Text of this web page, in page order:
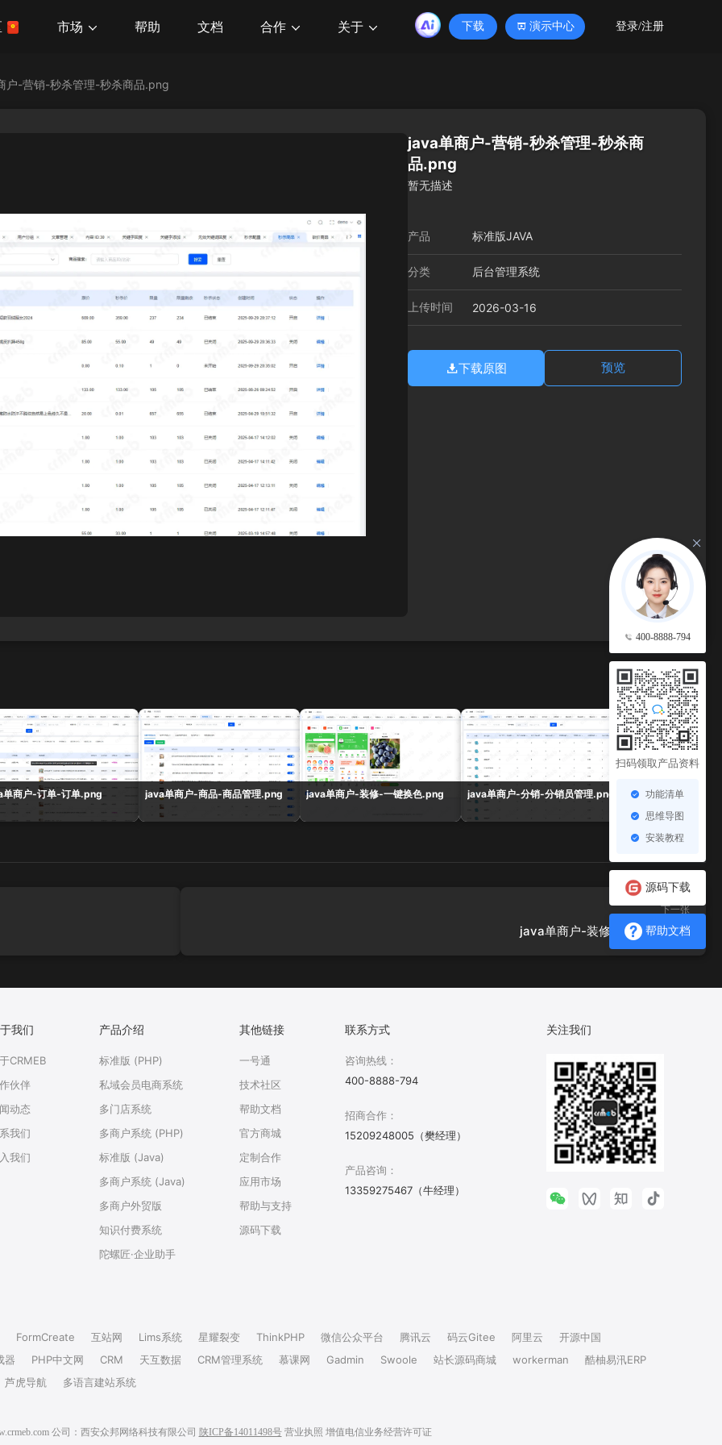
市场 帮助 文档 合作 关于 下载 演示中心 登录/注册
400-8888-794
扫码领取产品资料
功能清单
思维导图
安装教程
源码下载
帮助文档
户-营销-秒杀管理-秒杀商品.png
java单商户-营销-秒杀管理-秒杀商
品.png
暂无描述
产品 标准版JAVA
分类 后台管理系统
上传时间 2026-03-16
下载原图 预览
查看更多 →
单商户-订单-订单.png java单商户-商品-商品管理.png java单商户-装修-一键换色.png java单商户-分销-分销员管理.png java单商户-营销-氛
下一张
java单商户-装修-一键换色.png
我们
CRMEB
伙伴
动态
我们
我们
产品介绍
标准版 (PHP)
私域会员电商系统
多门店系统
多商户系统 (PHP)
标准版 (Java)
多商户系统 (Java)
多商户外贸版
知识付费系统
陀螺匠·企业助手
其他链接
一号通
技术社区
帮助文档
官方商城
定制合作
应用市场
帮助与支持
源码下载
联系方式
咨询热线：
400-8888-794
招商合作：
15209248005（樊经理）
产品咨询：
13359275467（牛经理）
关注我们
FormCreate 互站网 Lims系统 星耀裂变 ThinkPHP 微信公众平台 腾讯云 码云Gitee 阿里云
开源中国
器
PHP中文网 CRM 天互数据 CRM管理系统 慕课网 Gadmin Swoole 站长源码商城 workerman
酷柚易汛ERP
芦虎导航
多语言建站系统
公司：西安众邦网络科技有限公司 陕ICP备14011498号 营业执照 增值电信业务经营许可证